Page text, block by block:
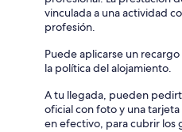
vinculada a una actividad
profesión.
Puede aplicarse un
la política del alojamiento.
A tu llegada, pueden
oficial con foto y una
en efectivo, para cubrir los